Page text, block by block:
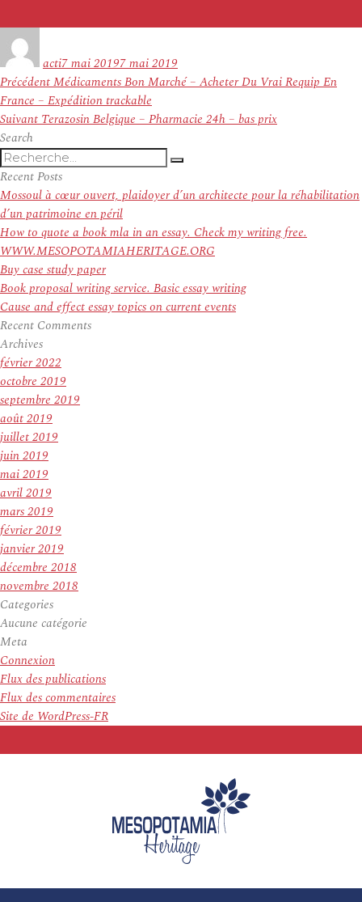
actile
7 mai 20197 mai 2019
Navigation
de
l’article
PrécédentArticle
précédent :
Médicaments Bon Marché – Acheter Du Vrai Requip En
France – Expédition trackable
Suivant Article
Terazosin Belgique – Pharmacie 24h – bas prix
Search
Recherche
pour
:
Recherche
Recent Posts
Mossoul à cœur ouvert, plaidoyer d’un architecte pour la réhabilitation
d’un patrimoine en péril
How to quote a book mla in an essay. Check my writing free.
WWW.MESOPOTAMIAHERITAGE.ORG
Buy case study paper
Book proposal writing service. Basic essay writing
Cause and effect essay topics on current events
Recent Comments
Archives
février 2022
octobre 2019
septembre 2019
août 2019
juillet 2019
juin 2019
mai 2019
avril 2019
mars 2019
février 2019
janvier 2019
décembre 2018
novembre 2018
Categories
Aucune catégorie
Meta
Connexion
Flux des publications
Flux des commentaires
Site de WordPress-FR